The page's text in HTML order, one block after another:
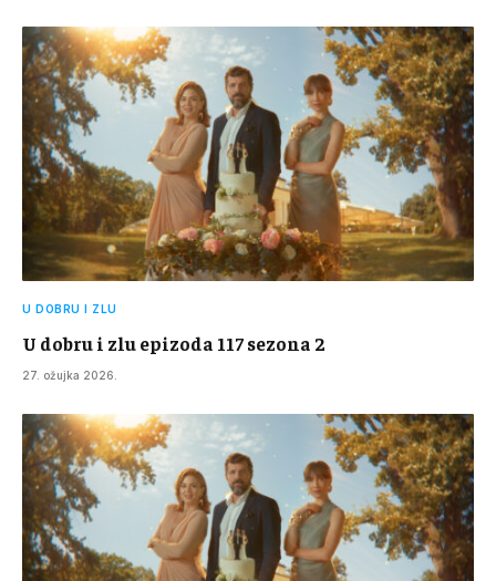
U DOBRU I ZLU
U dobru i zlu epizoda 117 sezona 2
27. ožujka 2026.